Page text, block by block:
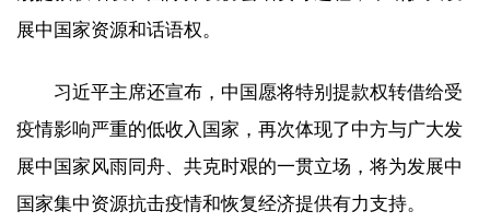
展中国家资源和话语权。
习近平主席还宣布，中国愿将特别提款权转借给受
疫情影响严重的低收入国家，再次体现了中方与广大发
展中国家风雨同舟、共克时艰的一贯立场，将为发展中
国家集中资源抗击疫情和恢复经济提供有力支持。